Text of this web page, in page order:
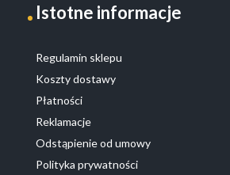
Istotne informacje
Regulamin sklepu
Koszty dostawy
Płatności
Reklamacje
Odstąpienie od umowy
Polityka prywatności